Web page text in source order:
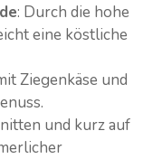
: Durch die hohe
eine köstliche
Ziegenkäse und
und kurz auf